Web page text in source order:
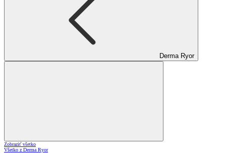
Derma Ryor
Zobraziť všetko
Všetko z Derma Ryor